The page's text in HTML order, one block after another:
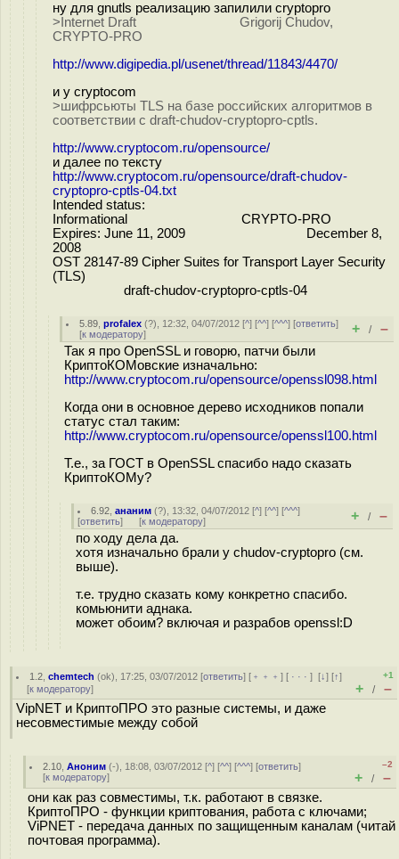
ну для gnutls реализацию запилили cryptopro
>Internet Draft Grigorij Chudov,
CRYPTO-PRO
http://www.digipedia.pl/usenet/thread/11843/4470/
и у cryptocom
>шифрсьюты TLS на базе российских алгоритмов в
соответствии с draft-chudov-cryptopro-cptls.
http://www.cryptocom.ru/opensource/
и далее по тексту
http://www.cryptocom.ru/opensource/draft-chudov-
cryptopro-cptls-04.txt
Intended status:
Informational CRYPTO-PRO
Expires: June 11, 2009 December 8,
2008
OST 28147-89 Cipher Suites for Transport Layer Security
(TLS)
draft-chudov-cryptopro-cptls-04
5.89 ,profalex (?), 12:32, 04/07/2012 [^] [^^] [^^^] [ответить]
[к модератору] + / –
Так я про OpenSSL и говорю, патчи были
КриптоКОМовские изначально:
http://www.cryptocom.ru/opensource/openssl098.html
Когда они в основное дерево исходников попали
статус стал таким:
http://www.cryptocom.ru/opensource/openssl100.html
Т.е., за ГОСТ в OpenSSL спасибо надо сказать
КриптоКОМу?
6.92 ,ананим (?), 13:32, 04/07/2012 [^] [^^] [^^^]
[ответить] [к модератору] + / –
по ходу дела да.
хотя изначально брали у chudov-cryptopro (см.
выше).
т.е. трудно сказать кому конкретно спасибо.
комьюнити аднака.
может обоим? включая и разрабов openssl:D
1.2 ,chemtech (ok), 17:25, 03/07/2012 [ответить] [ ﹢﹢﹢] [ · · ·][↓] [↑]
[к модератору]
+1
+ / –
VipNET и КриптоПРО это разные системы, и даже
несовместимые между собой
2.10 ,Аноним (-), 18:08, 03/07/2012 [^] [^^] [^^^] [ответить]
[к модератору]
–2
+ / –
они как раз совместимы, т.к. работают в связке.
КриптоПРО - функции криптования, работа с ключами;
ViPNET - передача данных по защищенным каналам (читай
почтовая программа).